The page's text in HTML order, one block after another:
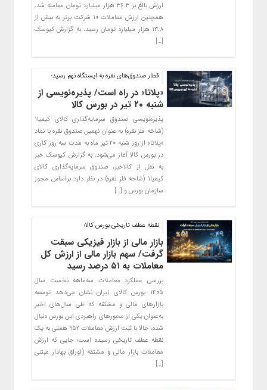
ارزش بالغ بر ۳۶.۳ هزار میلیارد تومان معامله شد.
همچنین ارزش معاملات ۱۰ شرکت برتر به بیش از
۱۳.۸ هزار میلیارد تومان رسید. به گزارش کیوسک
[…]
قطار صندوق‌های نقره به ایستگاه نهم رسید؛
«پلاتا» در راه است/ پذیره‌نویسی از
شنبه ۲۰ تیر در بورس کالا
پذیره‌نویسی صندوق سرمایه‌گذاری کالای کیمیا۱
(شاخه فلز نقره) به عنوان نهمین صندوق نقره با نماد
«پلاتا» از روز شنبه ۲۰ تیر ماه به مدت سه روز کاری
در بورس کالا آغاز می‌شود. به گزارش کیوسک خبر
به نقل از کالاخبر، صندوق سرمایه‌گذاری کالای
کیمیا۱ (شاخه فلز نقره) در نظر دارد براساس مجوز
سازمان بورس و […]
نقطه عطف تاریخی بورس کالا؛
بازار مالی از بازار فیزیکی سبقت
گرفت/ سهم بازار مالی از ارزش کل
معاملات به ۵۱ درصد رسید
بررسی عملکرد معاملات سه‌ماهه نخست سال
۱۴۰۵ بورس کالای ایران نشان می‌دهد توسعه
بازارهای مالی و مشتقه که طی سال‌های اخیر
به‌عنوان یکی از محورهای راهبردی این بورس دنبال
شده، حالا با ثبت ارزش معاملات ۹۵۲ همتی به یک
نقطه عطف تاریخی رسیده است؛ جایی که ارزش
معاملات بازار مالی و مشتقه (اوراق بهادار مبتنی
[…]